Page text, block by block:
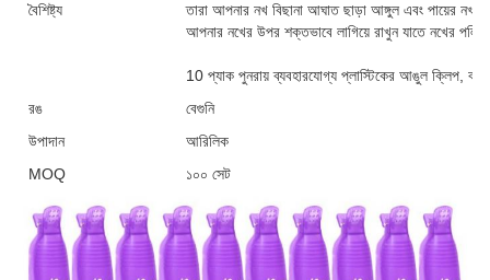
বৈশিষ্ট্য
তারা আপনার নখ বিছানা আঘাত ছাড়া আঙ্গুল এবং পায়ের নখ
আপনার নখের উপর শক্তভাবে লাগিয়ে রাখুন যাতে নখের
10 প্যাক পুনরায় ব্যবহারযোগ্য প্লাস্টিকের আঙুল ক্লিপ, বা
রঙ
বেগুনি
উপাদান
আরিলিক
MOQ
১০০ সেট